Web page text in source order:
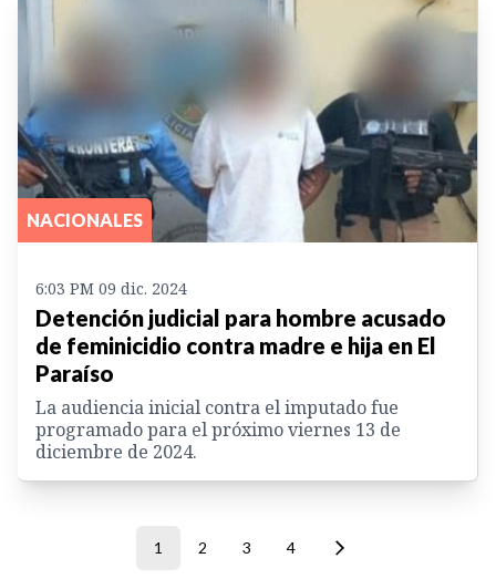
NACIONALES
6:03 PM 09 dic. 2024
Detención judicial para hombre acusado
de feminicidio contra madre e hija en El
Paraíso
La audiencia inicial contra el imputado fue
programado para el próximo viernes 13 de
diciembre de 2024.
1 2 3 4